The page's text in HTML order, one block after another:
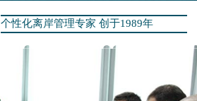
个性化离岸管理专家 创于1989年